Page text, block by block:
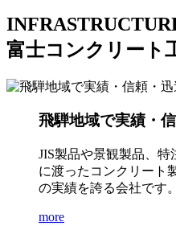
富士コンクリート
飛騨地域で実績・
JIS製品や景観製品、特
に渡ったコンクリート
の実績を誇る会社です。
more